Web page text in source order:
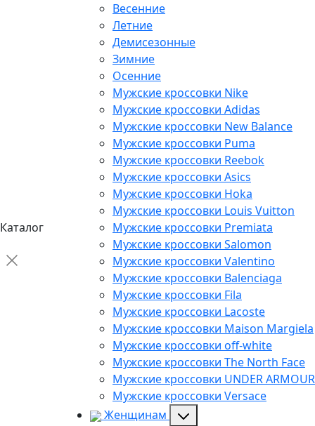
Каталог
Весенние
Летние
Демисезонные
Зимние
Осенние
Мужские кроссовки Nike
Мужские кроссовки Adidas
Мужские кроссовки New Balance
Мужские кроссовки Puma
Мужские кроссовки Reebok
Мужские кроссовки Asics
Мужские кроссовки Hoka
Мужские кроссовки Louis Vuitton
Мужские кроссовки Premiata
Мужские кроссовки Salomon
Мужские кроссовки Valentino
Мужские кроссовки Balenciaga
Мужские кроссовки Fila
Мужские кроссовки Lacoste
Мужские кроссовки Maison Margiela
Мужские кроссовки off-white
Мужские кроссовки The North Face
Мужские кроссовки UNDER ARMOUR
Мужские кроссовки Versace
Женщинам